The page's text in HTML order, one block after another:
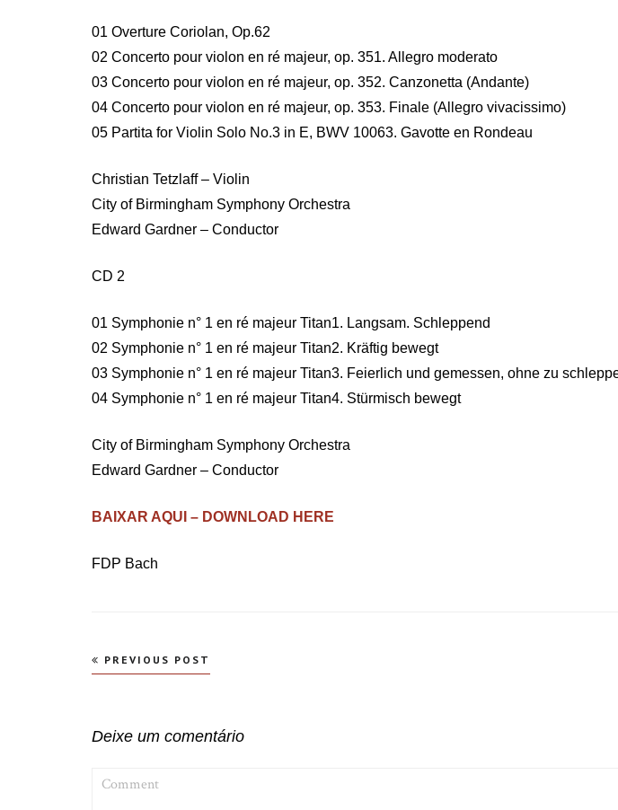
01 Overture Coriolan, Op.62
02 Concerto pour violon en ré majeur, op. 351. Allegro moderato
03 Concerto pour violon en ré majeur, op. 352. Canzonetta (Andante)
04 Concerto pour violon en ré majeur, op. 353. Finale (Allegro vivacissimo)
05 Partita for Violin Solo No.3 in E, BWV 10063. Gavotte en Rondeau
Christian Tetzlaff – Violin
City of Birmingham Symphony Orchestra
Edward Gardner – Conductor
CD 2
01 Symphonie n° 1 en ré majeur Titan1. Langsam. Schleppend
02 Symphonie n° 1 en ré majeur Titan2. Kräftig bewegt
03 Symphonie n° 1 en ré majeur Titan3. Feierlich und gemessen, ohne zu
04 Symphonie n° 1 en ré majeur Titan4. Stürmisch bewegt
City of Birmingham Symphony Orchestra
Edward Gardner – Conductor
BAIXAR AQUI – DOWNLOAD HERE
FDP Bach
Navegação
PREVIOUS POST
Deixe um comentário